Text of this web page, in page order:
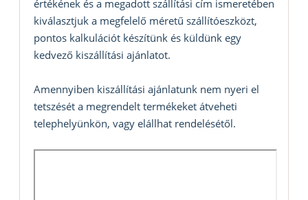
értékének és a megadott szállítási cím ismeretében
kiválasztjuk a megfelelő méretű szállítóeszközt,
pontos kalkulációt készítünk és küldünk egy
kedvező kiszállítási ajánlatot.
Amennyiben kiszállítási ajánlatunk nem nyeri el
tetszését a megrendelt termékeket átveheti
telephelyünkön, vagy elállhat rendelésétől.